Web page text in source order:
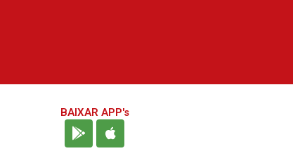
BAIXAR APP's